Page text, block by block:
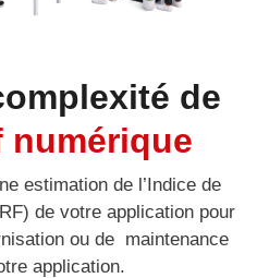
de
numérique
estimation de l’Indice de
de votre application pour
ou de maintenance
application.